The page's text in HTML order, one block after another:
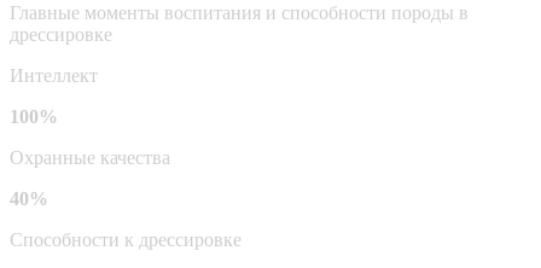
Главные моменты воспитания и способности породы в
дрессировке
Интеллект
100%
Охранные качества
40%
Способности к дрессировке